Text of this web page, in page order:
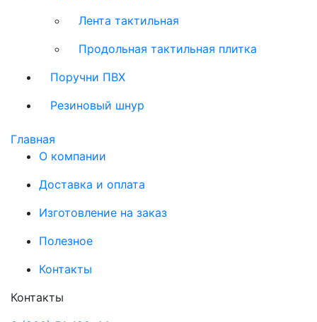
Лента тактильная
Продольная тактильная плитка
Поручни ПВХ
Резиновый шнур
Главная
О компании
Доставка и оплата
Изготовление на заказ
Полезное
Контакты
Контакты